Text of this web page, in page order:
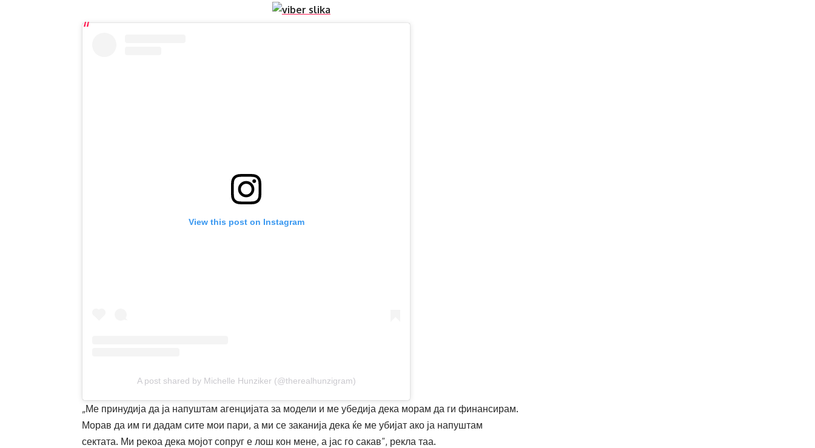
View this post on Instagram
A post shared by Michelle Hunziker (@therealhunzigram)
„Ме принудија да ја напуштам агенцијата за модели и ме убедија дека морам да ги финансирам.
Морав да им ги дадам сите мои пари, а ми се заканија дека ќе ме убијат ако ја напуштам
сектата. Ми рекоа дека мојот сопруг е лош кон мене, а јас го сакав“, рекла таа.